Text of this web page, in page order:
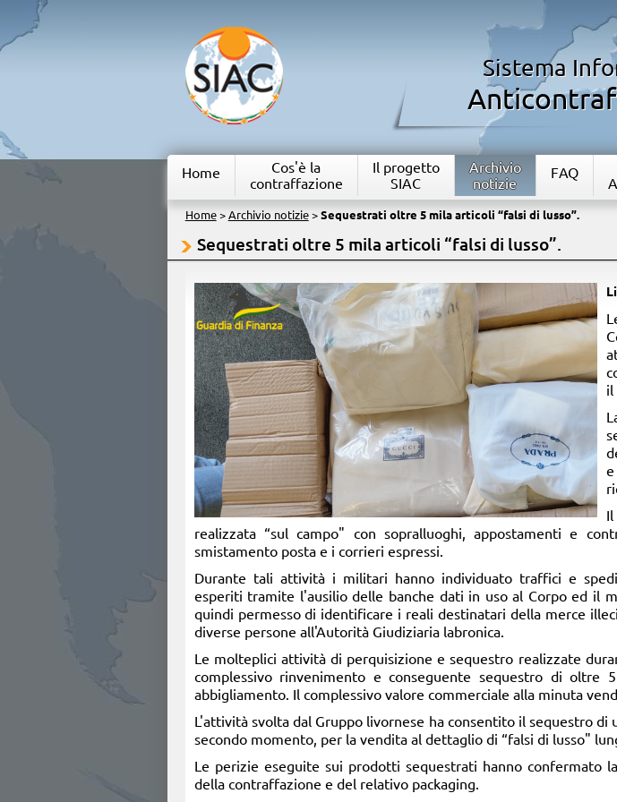
Sistema
Home
Cos'è la
contraffazione
Il progetto
SIAC
Archivio
notizie
FAQ
Home> Archivio notizie> Sequestrati oltre 5 mila articoli “falsi di lusso”.
Sequestrati oltre 5 mila articoli “falsi di lusso”.
il
realizzata “sul campo" con sopralluoghi, appostamenti e
smistamento posta e i corrieri espressi.
Durante tali attività i militari hanno individuato traffici e
esperiti tramite l'ausilio delle banche dati in uso al Corpo ed il
quindi permesso di identificare i reali destinatari della merce
diverse persone all'Autorità Giudiziaria labronica.
Le molteplici attività di perquisizione e sequestro realizzate
complessivo rinvenimento e conseguente sequestro di
abbigliamento. Il complessivo valore commerciale alla minuta
L'attività svolta dal Gruppo livornese ha consentito il sequestro
secondo momento, per la vendita al dettaglio di “falsi di lusso"
Le perizie eseguite sui prodotti sequestrati hanno confermato
della contraffazione e del relativo packaging.